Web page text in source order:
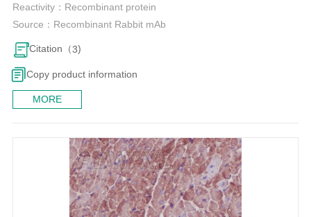
Reactivity： Recombinant protein
Source： Recombinant Rabbit mAb
Citation（3)
Copy product information
MORE